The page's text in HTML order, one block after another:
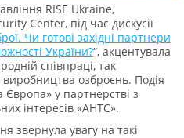
RISE Ukraine,
Center, під час дискусії
Чи готові західні партнери
України?“, акцентувала
співпраці, так
виробництва озброєнь. Подія
у партнерстві з
інтересів «АНТС».
звернула увагу на такі